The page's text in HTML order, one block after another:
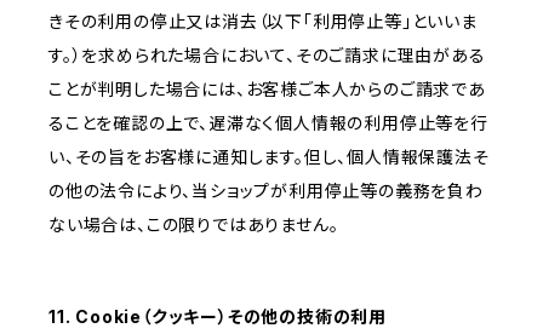
きその利用の停止又は消去（以下「利用停止等」といいま
す。）を求められた場合において、そのご請求に理由がある
ことが判明した場合には、お客様ご本人からのご請求であ
ることを確認の上で、遅滞なく個人情報の利用停止等を行
い、その旨をお客様に通知します。但し、個人情報保護法そ
の他の法令により、当ショップが利用停止等の義務を負わ
ない場合は、この限りではありません。
11. Cookie（クッキー）その他の技術の利用